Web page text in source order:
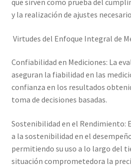
y la realización de ajustes
Virtudes del Enfoque Integral de
Confiabilidad en Mediciones: La
aseguran la fiabilidad en las
confianza en los resultados
toma de decisiones basadas.
Sostenibilidad en el Rendimiento:
a la sostenibilidad en el
permitiendo su uso a lo largo del
situación comprometedora la